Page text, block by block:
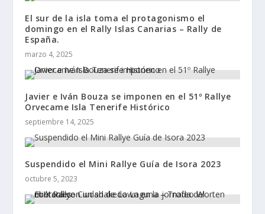
El sur de la isla toma el protagonismo el
domingo en el Rally Islas Canarias – Rally de
España.
marzo 4, 2025
Javier e Iván Bouza se imponen en el 51º Rallye
Orvecame Isla Tenerife Histórico
septiembre 14, 2025
Suspendido el Mini Rallye Guía de Isora 2023
octubre 5, 2023